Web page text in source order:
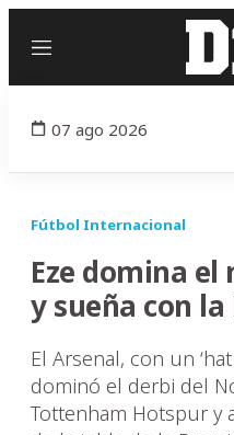
Menú
07 ago 2026
Fútbol Internacional
Eze domina el
y sueña con
El Arsenal, con un
dominó el derbi del
Tottenham Hotspur y